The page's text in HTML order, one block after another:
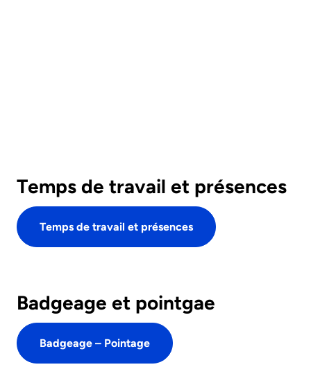
Temps de travail et présences
Temps de travail et présences
Badgeage et pointgae
Badgeage – Pointage